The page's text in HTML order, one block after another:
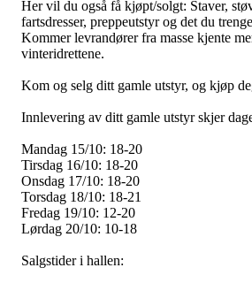
Her vil du også få kjøpt/solgt: Staver,
fartsdresser, preppeutstyr og det du
Kommer levrandører fra masse kjente
vinteridrettene.
Kom og selg ditt gamle utstyr, og kjøp
Innlevering av ditt gamle utstyr skjer
Mandag 15/10: 18-20
Tirsdag 16/10: 18-20
Onsdag 17/10: 18-20
Torsdag 18/10: 18-21
Fredag 19/10: 12-20
Lørdag 20/10: 10-18
Salgstider i hallen: